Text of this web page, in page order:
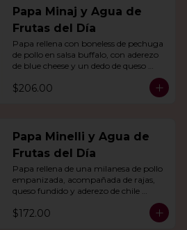
Papa Minaj y Agua de
Frutas del Día
Papa rellena con boneless de pechuga
de pollo en salsa buffalo, con aderezo
de blue cheese y un dedo de queso
relleno de jalapeño. Con agua del día.
$206.00
Papa Minelli y Agua de
Frutas del Día
Papa rellena de una milanesa de pollo
empanizada, acompañada de rajas,
queso fundido y aderezo de chile
día.
$172.00